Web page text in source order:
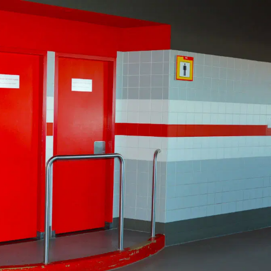
Inloggen ArenA portaal